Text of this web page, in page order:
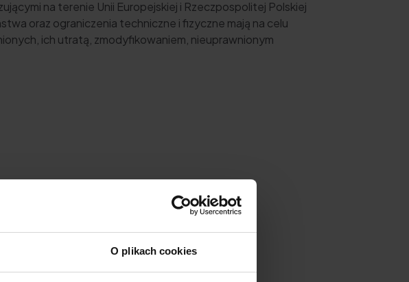
O plikach cookies
na terenie Unii Europejskiej i Rzeczpospolitej Polskiej
oraz ograniczenia techniczne i fizyczne mają na celu
ich utratą, zmodyfikowaniem, nieuprawnionym